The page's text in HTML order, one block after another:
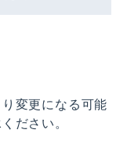
変更になる可能
ださい。